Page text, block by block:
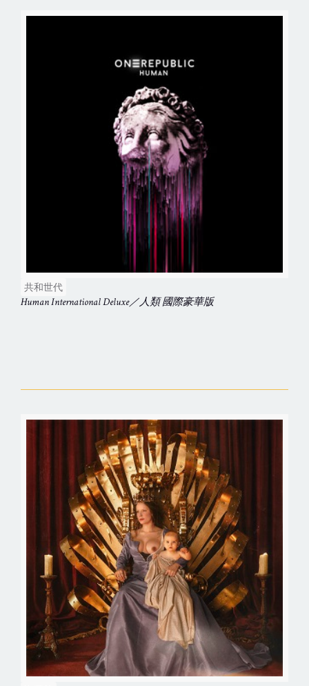
共和世代
Human International Deluxe／人類 國際豪華版